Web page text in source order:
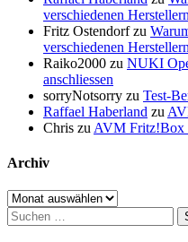
verschiedenen
Fritz Ostendorfzu
verschiedenen
Raiko2000 zu NUKI
anschliessen
sorryNotsorry zu Test-
Raffael Haberland zu
Chris zu AVM Fritz!Box
Archiv
Archiv
Suchen
nach: